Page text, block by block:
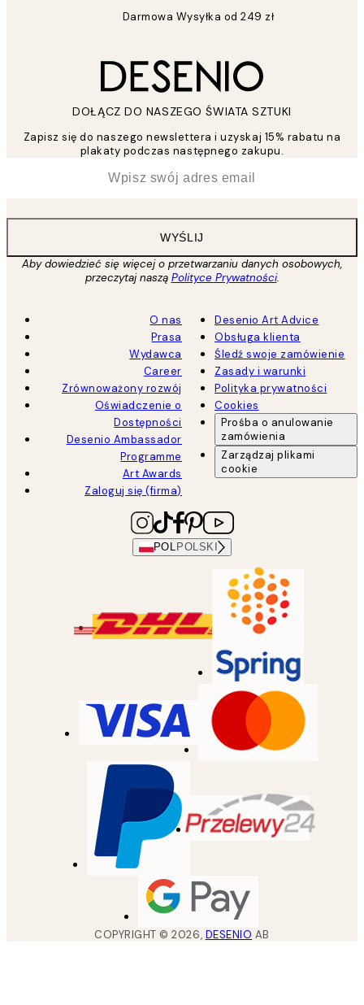
Darmowa Wysyłka od 249 zł
DOŁĄCZ DO NASZEGO ŚWIATA SZTUKI
Zapisz się do naszego newslettera i uzyskaj 15% rabatu na
plakaty podczas następnego zakupu.
WYŚLIJ
Aby dowiedzieć się więcej o przetwarzaniu danych osobowych,
przeczytaj naszą Polityce Prywatności.
O nas
Prasa
Wydawca
Career
Zrównoważony rozwój
Oświadczenie o
Dostępności
Desenio Ambassador
Programme
Art Awards
Zaloguj się (firma)
Desenio Art Advice
Obsługa klienta
Śledź swoje zamówienie
Zasady i warunki
Polityka prywatności
Cookies
Prośba o anulowanie
zamówienia
Zarządzaj plikami
cookie
POL POLSKI
COPYRIGHT ©2026, DESENIO AB